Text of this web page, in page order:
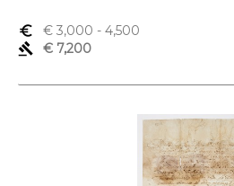
euro_symbol € 3,000 - 4,500
gavel
€ 7,200